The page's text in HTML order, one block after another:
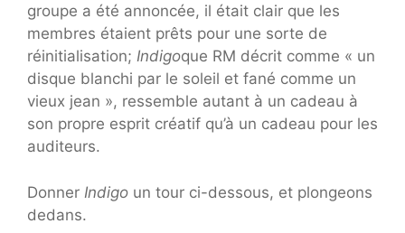
groupe a été annoncée, il était clair que les
membres étaient prêts pour une sorte de
réinitialisation; Indigoque RM décrit comme « un
disque blanchi par le soleil et fané comme un
vieux jean », ressemble autant à un cadeau à
son propre esprit créatif qu’à un cadeau pour les
auditeurs.
Donner Indigo un tour ci-dessous, et plongeons
dedans.